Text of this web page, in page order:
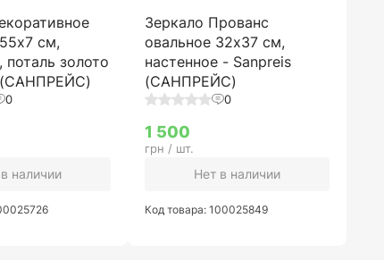
см,
поталь золото
(САНПРЕЙС)
0
наличии
Зеркало Прованс
овальное 32х37 см,
настенное - Sanpreis
(САНПРЕЙС)
0
1 500
грн / шт.
Нет в наличии
Код товара: 100025849